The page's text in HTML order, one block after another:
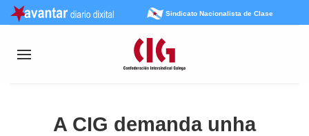
Sindicato Nacionalista de Clase
A CIG demanda unha